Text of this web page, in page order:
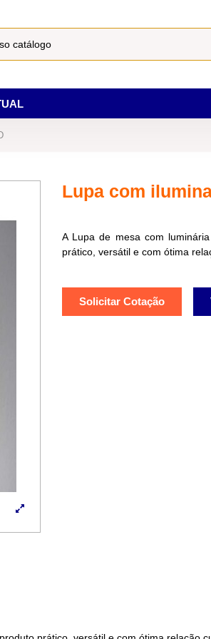
Lupa com
A Lupa de mesa com
prático, versátil e com ótima
Solicitar Cotação